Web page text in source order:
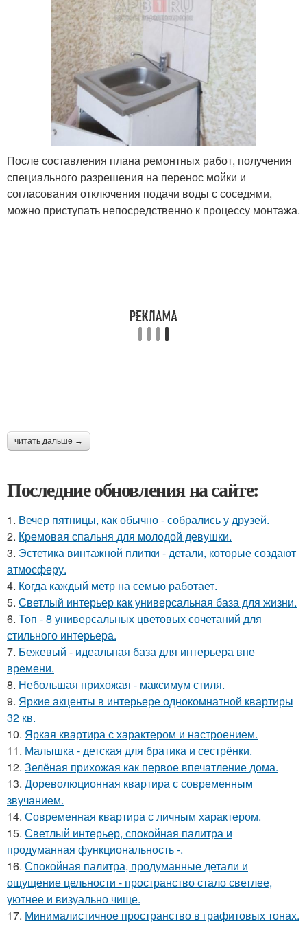
После составления плана ремонтных работ, получения
специального разрешения на перенос мойки и
согласования отключения подачи воды с соседями,
можно приступать непосредственно к процессу монтажа.
читать дальше →
Последние обновления на сайте:
1. Вечер пятницы, как обычно - собрались у друзей.
2. Кремовая спальня для молодой девушки.
3. Эстетика винтажной плитки - детали, которые создают
атмосферу.
4. Когда каждый метр на семью работает.
5. Светлый интерьер как универсальная база для жизни.
6. Топ - 8 универсальных цветовых сочетаний для
стильного интерьера.
7. Бежевый - идеальная база для интерьера вне
времени.
8. Небольшая прихожая - максимум стиля.
9. Яркие акценты в интерьере однокомнатной квартиры
32 кв.
10. Яркая квартира с характером и настроением.
11. Малышка - детская для братика и сестрёнки.
12. Зелёная прихожая как первое впечатление дома.
13. Дореволюционная квартира с современным
звучанием.
14. Современная квартира с личным характером.
15. Светлый интерьер, спокойная палитра и
продуманная функциональность -.
16. Спокойная палитра, продуманные детали и
ощущение цельности - пространство стало светлее,
уютнее и визуально чище.
17. Минималистичное пространство в графитовых тонах.